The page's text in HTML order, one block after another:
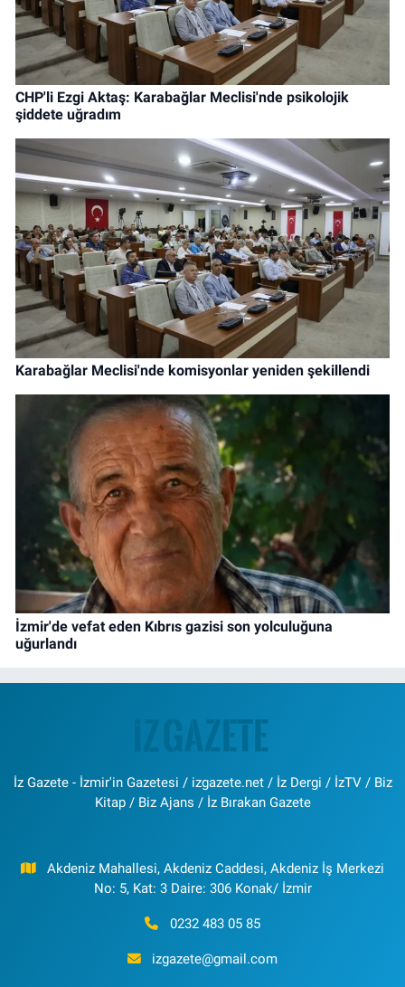
CHP'li Ezgi Aktaş: Karabağlar Meclisi'nde psikolojik
şiddete uğradım
Karabağlar Meclisi'nde komisyonlar yeniden şekillendi
İzmir'de vefat eden Kıbrıs gazisi son yolculuğuna
uğurlandı
İz Gazete - İzmir'in Gazetesi / izgazete.net / İz Dergi / İzTV / Biz
Kitap / Biz Ajans / İz Bırakan Gazete
Akdeniz Mahallesi, Akdeniz Caddesi, Akdeniz İş Merkezi
No: 5, Kat: 3 Daire: 306 Konak/ İzmir
0232 483 05 85
izgazete@gmail.com